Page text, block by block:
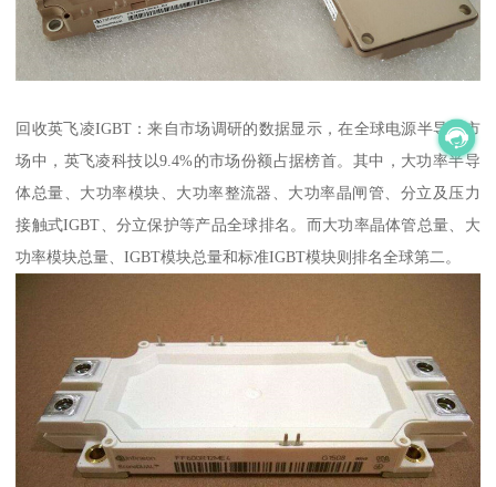
回收英飞凌IGBT：来自市场调研的数据显示，在全球电源半导体市
场中，英飞凌科技以9.4%的市场份额占据榜首。其中，大功率半导
体总量、大功率模块、大功率整流器、大功率晶闸管、分立及压力
接触式IGBT、分立保护等产品全球排名。而大功率晶体管总量、大
功率模块总量、IGBT模块总量和标准IGBT模块则排名全球第二。